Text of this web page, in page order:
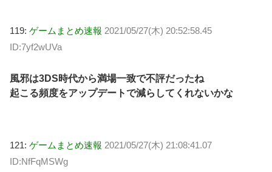
119: ゲームまとめ速報 2021/05/27(木) 20:52:58.45
ID:7yf2wUVa
風邪は3DS時代から満場一致で不評だったね
起こる頻度をアップデートで減らしてくれないかな
121: ゲームまとめ速報 2021/05/27(木) 21:08:41.07
ID:NfFqMSWg